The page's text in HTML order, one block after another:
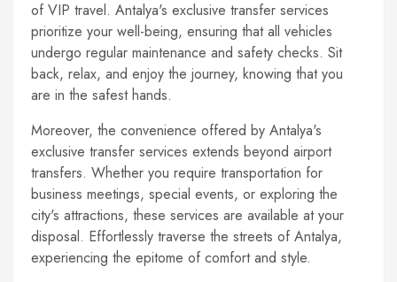
of VIP travel. Antalya's exclusive transfer services
prioritize your well-being, ensuring that all vehicles
undergo regular maintenance and safety checks. Sit
back, relax, and enjoy the journey, knowing that you
are in the safest hands.
Moreover, the convenience offered by Antalya's
exclusive transfer services extends beyond airport
transfers. Whether you require transportation for
business meetings, special events, or exploring the
city's attractions, these services are available at your
disposal. Effortlessly traverse the streets of Antalya,
experiencing the epitome of comfort and style.